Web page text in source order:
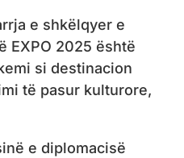
e shkëlqyer e
EXPO 2025 është
si destinacion
të pasur kulturore,
e diplomacisë